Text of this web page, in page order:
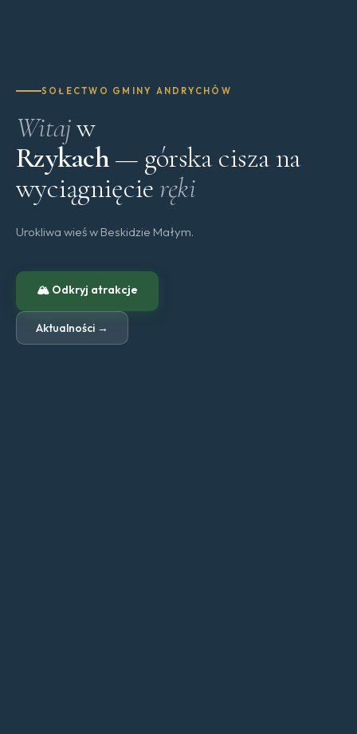
SOŁECTWO GMINY ANDRYCHÓW
Witajw
Rzykach— górska cisza na
wyciągnięcie ręki
Urokliwa wieś w Beskidzie Małym.
🏔 Odkryj atrakcje
Aktualności →